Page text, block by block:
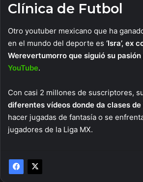
Clínica de Futbol
Otro youtuber mexicano que ha
en el mundo del deporte es ‘Isra’, ex
Werevertumorro que siguió su
YouTube.
Con casi 2 millones de suscriptores,
diferentes vídeos donde da clases
hacer jugadas de fantasía o se
jugadores de la Liga MX.